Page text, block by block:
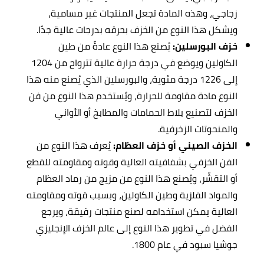
زجاجي، وهذه المادة تجعل المنتجات غير مسامية،
ويشكل هذا النوع من الخزف بحرقه بدرجات عالية جدًا.
خزف البورسلين:يُصنع هذا النوع عادةً من طين
الكاولين ويوضع في درجة حرارة عالية تترواح من 1204
إلى 1226 درجة مئوية، والبورسلين الذي يُصنع منه هذا
النوع مادة مقاومة للحرارة، ويُستخدم هذا النوع من فن
الخزف لتصنيع بلاط الحمامات والمطابخ أو الأواني
والمنحوتات الزخرفية.
الخزف الصيني أو خزف العظام:يُعرف هذا النوع من
الفن الخزفي بشفافيته العالية وقوته ومقاومته للقطع
أو التقشّر، ويُصنع هذا النوع من مزيج من رماد العظام
والمواد الفلزية وطين الكاولين، وبسبب قوته ومقاومته
العالية يمكن استخدامه لصنع منتجات رقيقة، ويرجع
الفضل في تطوير هذا النوع إلى عالم الخزف الإنجليزي
جوشيا سبود في عام 1800.